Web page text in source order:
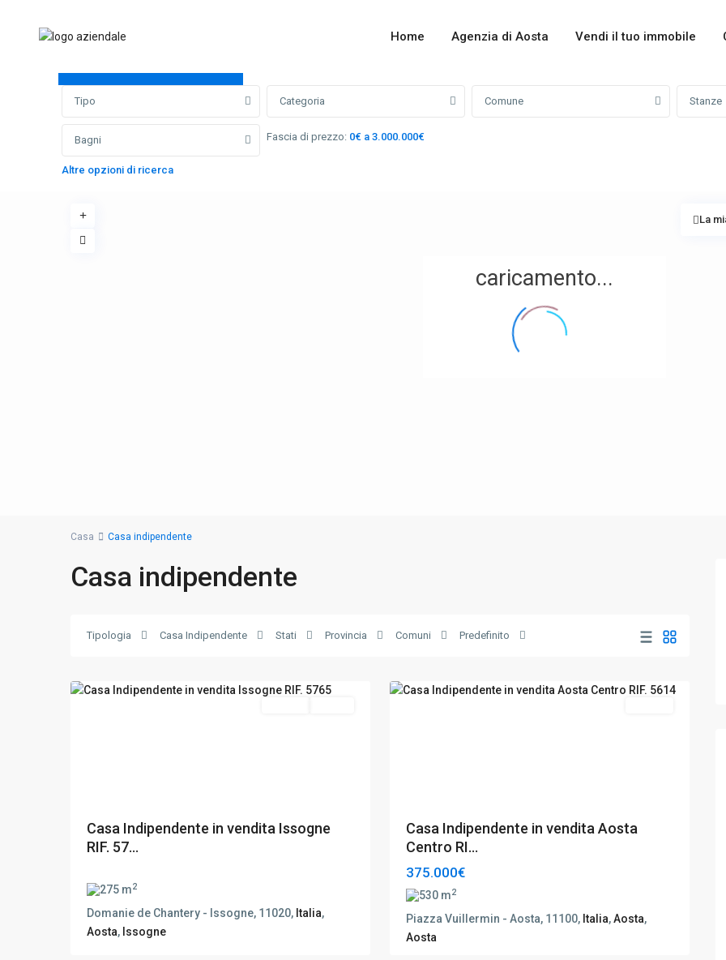
Home Agenzia di Aosta Vendi il tuo immobile
Tipo Categoria Comune Stanze
Bagni Fascia di prezzo: 0€ a 3.000.000€
Altre opzioni di ricerca
caricamento...
La
Casa Casa indipendente
Casa indipendente
Tipologia Casa Indipendente Stati Provincia Comuni Predefinito
Casa Indipendente in vendita Issogne
RIF. 57...
275 m2
Domanie de Chantery - Issogne, 11020, Italia,
Aosta, Issogne
Casa Indipendente in vendita Aosta
Centro RI...
375.000€
530 m2
Piazza Vuillermin - Aosta, 11100, Italia,Aosta,
Aosta
,
Aymavilles